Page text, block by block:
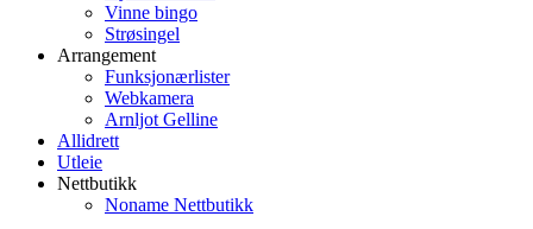
Vinne bingo
Strøsingel
Arrangement
Funksjonærlister
Webkamera
Arnljot Gelline
Allidrett
Utleie
Nettbutikk
Noname Nettbutikk